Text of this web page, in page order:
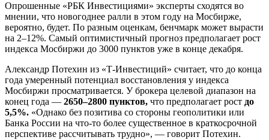
Опрошенные «РБК Инвестициями» эксперты сходятся во
мнении, что новогоднее ралли в этом году на Мосбирже,
вероятно, будет. По разным оценкам, бенчмарк может вырасти
на 2–12%. Самый оптимистичный прогноз предполагает рост
индекса Мосбиржи до 3000 пунктов уже в конце декабря.
Александр Потехин из «Т-Инвестиций» считает, что до конца
года умеренный потенциал восстановления у индекса
Мосбиржи просматривается. У брокера целевой диапазон на
конец года — 2650–2800 пунктов, что предполагает рост до
5,5%. «Однако без позитива со стороны геополитики или
Банка России на что-то более существенное в краткосрочной
перспективе рассчитывать трудно», — говорит Потехин.